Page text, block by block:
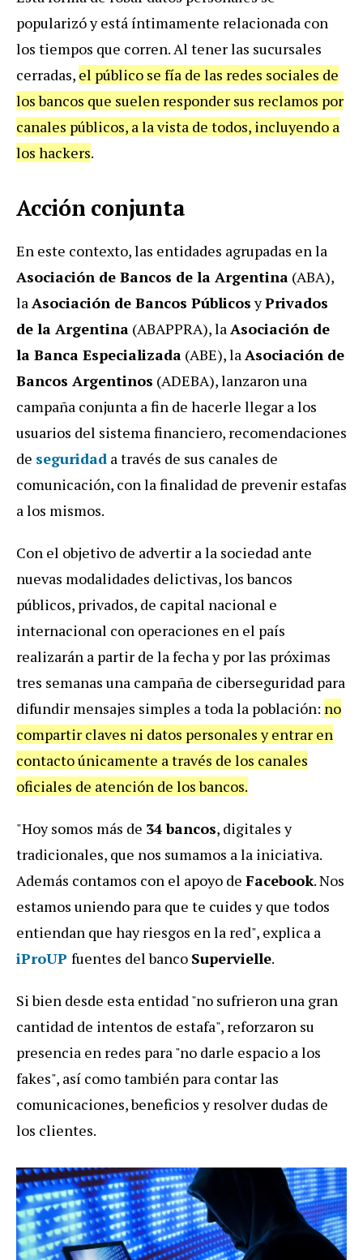
popularizó y está íntimamente relacionada con
los tiempos que corren. Al tener las sucursales
cerradas, el público se fía de las redes sociales de
los bancos que suelen responder sus reclamos por
canales públicos, a la vista de todos, incluyendo a
los hackers.
Acción conjunta
En este contexto, las entidades agrupadas en la
Asociación de Bancos de la Argentina (ABA),
laAsociación de Bancos PúblicosyPrivados
de la Argentina (ABAPPRA), laAsociación de
la Banca Especializada (ABE), laAsociación de
Bancos Argentinos (ADEBA), lanzaron una
campaña conjunta a fin de hacerle llegar a los
usuarios del sistema financiero, recomendaciones
de seguridad a través de sus canales de
comunicación, con la finalidad de prevenir estafas
a los mismos.
Con el objetivo de advertir a la sociedad ante
nuevas modalidades delictivas, los bancos
públicos, privados, de capital nacional e
internacional con operaciones en el país
realizarán a partir de la fecha y por las próximas
tres semanas una campaña de ciberseguridad para
difundir mensajes simples a toda la población: no
compartir claves ni datos personales y entrar en
contacto únicamente a través de los canales
oficiales de atención de los bancos.
"Hoy somos más de 34 bancos, digitales y
tradicionales, que nos sumamos a la iniciativa.
Además contamos con el apoyo de Facebook. Nos
estamos uniendo para que te cuides y que todos
entiendan que hay riesgos en la red", explica a
iProUP fuentes del banco Supervielle.
Si bien desde esta entidad "no sufrieron una gran
cantidad de intentos de estafa", reforzaron su
presencia en redes para "no darle espacio a los
fakes", así como también para contar las
comunicaciones, beneficios y resolver dudas de
los clientes.